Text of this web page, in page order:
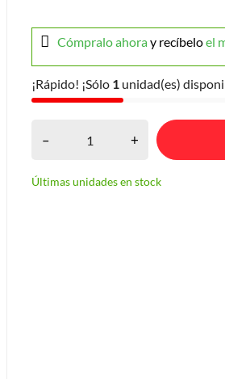
Cómpralo ahoray recíbeloel
¡Rápido! ¡Sólo 1 unidad(es)
– +
Últimas unidades en stock